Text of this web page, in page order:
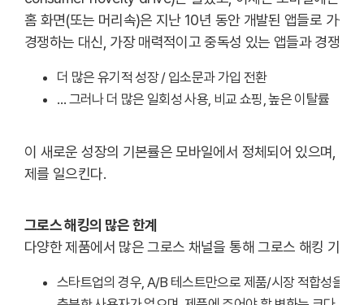
홈 화면(또는 머리속)은 지난 10년 동안 개발된 앱들로 가득
경쟁하는 대신, 가장 매력적이고 중독성 있는 앱들과 경쟁해
더 많은 유기적 성장 / 입소문과 가입 전환
… 그러나 더 많은 일회성 사용, 비교 쇼핑, 높은 이탈률
이 새로운 성장의 기본률은 모바일에서 정체되어 있으며, 이
제를 일으킨다.
그로스 해킹의 많은 한계
다양한 제품에서 많은 그로스 채널을 통해 그로스 해킹 기술
스타트업의 경우, A/B 테스트만으로 제품/시장 적합성을